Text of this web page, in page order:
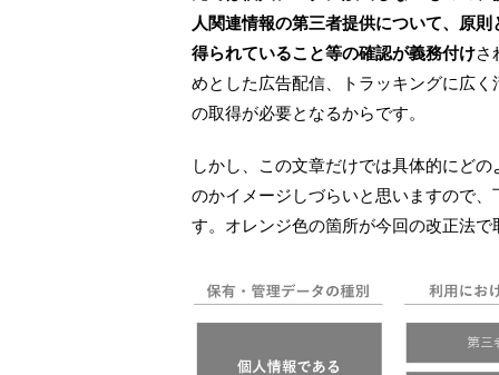
人関連情報の第三者提供について、原
得られていること等の確認が義務付けさ
めとした広告配信、トラッキングに広
の取得が必要となるからです。
しかし、この文章だけでは具体的にど
のかイメージしづらいと思いますので
す。オレンジ色の箇所が今回の改正法